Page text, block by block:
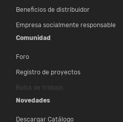
Beneficios de distribuidor
Empresa socialmente responsable
Comunidad
Foro
Registro de proyectos
Bolsa de trabajo
Novedades
Descargar Catálogo